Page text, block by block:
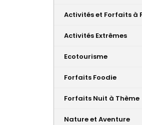
Activités et Forfaits à
Activités Extrêmes
Ecotourisme
Forfaits Foodie
Forfaits Nuit à Thème
Nature et Aventure